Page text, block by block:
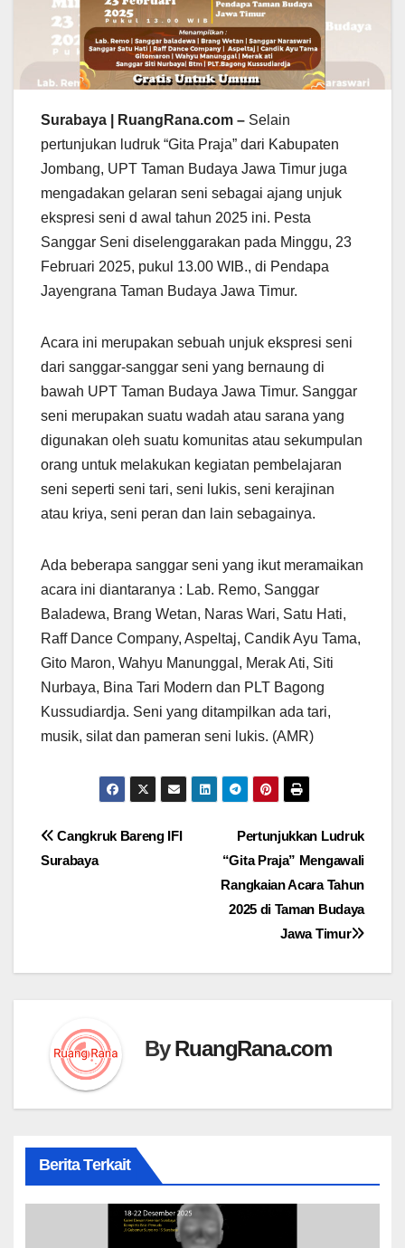
Surabaya | RuangRana.com – Selain
pertunjukan ludruk “Gita Praja” dari Kabupaten
Jombang, UPT Taman Budaya Jawa Timur juga
mengadakan gelaran seni sebagai ajang unjuk
ekspresi seni d awal tahun 2025 ini. Pesta
Sanggar Seni diselenggarakan pada Minggu, 23
Februari 2025, pukul 13.00 WIB., di Pendapa
Jayengrana Taman Budaya Jawa Timur.
Acara ini merupakan sebuah unjuk ekspresi seni
dari sanggar-sanggar seni yang bernaung di
bawah UPT Taman Budaya Jawa Timur. Sanggar
seni merupakan suatu wadah atau sarana yang
digunakan oleh suatu komunitas atau sekumpulan
orang untuk melakukan kegiatan pembelajaran
seni seperti seni tari, seni lukis, seni kerajinan
atau kriya, seni peran dan lain sebagainya.
Ada beberapa sanggar seni yang ikut meramaikan
acara ini diantaranya : Lab. Remo, Sanggar
Baladewa, Brang Wetan, Naras Wari, Satu Hati,
Raff Dance Company, Aspeltaj, Candik Ayu Tama,
Gito Maron, Wahyu Manunggal, Merak Ati, Siti
Nurbaya, Bina Tari Modern dan PLT Bagong
Kussudiardja. Seni yang ditampilkan ada tari,
musik, silat dan pameran seni lukis. (AMR)
Navigasi
pos
Pertunjukkan Ludruk
“Gita Praja” Mengawali
Rangkaian Acara Tahun
2025 di Taman Budaya
Jawa Timur
Cangkruk Bareng IFI
Surabaya
ByRuangRana.com
Berita Terkait